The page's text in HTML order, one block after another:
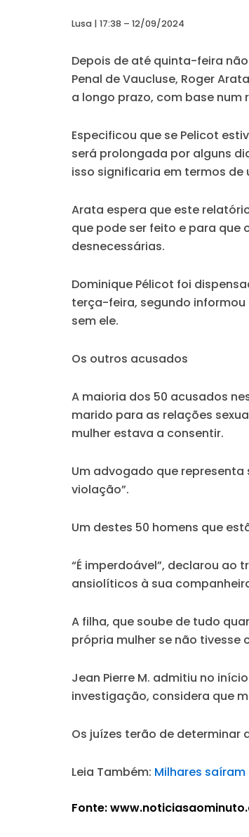
Lusa | 17:38 – 12/09/2024
Depois de até quinta-feira
Penal de Vaucluse, Roger
a longo prazo, com base
Especificou que se Pelicot
será prolongada por alguns
isso significaria em termos
Arata espera que este
que pode ser feito e para que
desnecessárias.
Dominique Pélicot foi
terça-feira, segundo
sem ele.
Os outros acusados
A maioria dos 50 acusados
marido para as relações
mulher estava a consentir.
Um advogado que
violação”.
Um destes 50 homens que
“É imperdoável”, declarou ao
ansiolíticos à sua
A filha, que soube de tudo
própria mulher se não tivesse
Jean Pierre M. admitiu no
investigação, considera que
Os juízes terão de determinar
Leia Também: Milhares
Fonte: